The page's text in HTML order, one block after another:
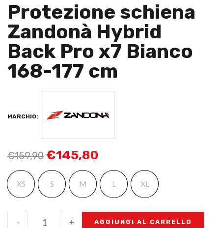
Protezione schiena
Zandonà Hybrid
Back Pro x7 Bianco
168-177 cm
MARCHIO:
€159,90 €145,80
XS S M L XL
+
- AGGIUNGI AL CARRELLO